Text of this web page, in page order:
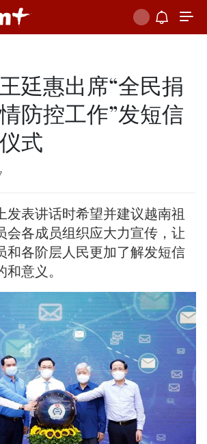
廷惠出席“全民捐
防控工作”发短信
式
发表讲话时希望并建议越南祖
会各成员组织应大力宣传，让
和各阶层人民更加了解发短信
意义。